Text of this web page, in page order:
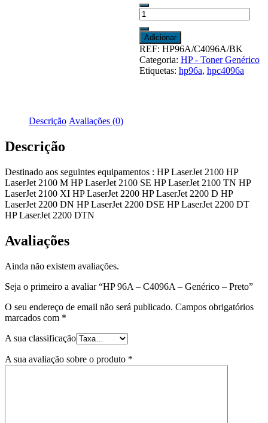
Quantidade
de
HP
96A
-
C4096A
-
Adicionar
REF: HP96A/C4096A/BK
Categoria: HP - Toner Genérico
Etiquetas: hp96a, hpc4096a
Descrição Avaliações (0)
Descrição
Destinado aos seguintes equipamentos : HP LaserJet 2100 HP
LaserJet 2100 M HP LaserJet 2100 SE HP LaserJet 2100 TN HP
LaserJet 2100 XI HP LaserJet 2200 HP LaserJet 2200 D HP
LaserJet 2200 DN HP LaserJet 2200 DSE HP LaserJet 2200 DT
HP LaserJet 2200 DTN
Avaliações
Ainda não existem avaliações.
Seja o primeiro a avaliar “HP 96A – C4096A – Genérico – Preto”
O seu endereço de email não será publicado. Campos obrigatórios
marcados com *
A sua classificação
A sua avaliação sobre o produto *